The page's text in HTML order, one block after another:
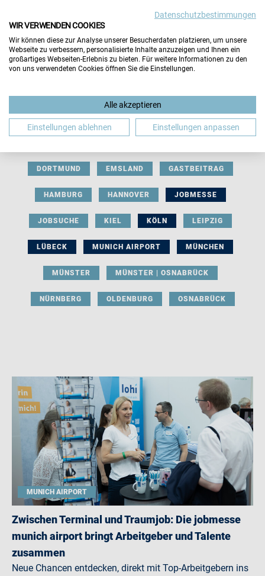
BERUFLICHE ORIENTIERUNG BEWERBUNG
DORTMUND EMSLAND GASTBEITRAG
HAMBURG HANNOVER JOBMESSE
JOBSUCHE KIEL KÖLN LEIPZIG
LÜBECK MUNICH AIRPORT MÜNCHEN
MÜNSTER MÜNSTER | OSNABRÜCK
NÜRNBERG OLDENBURG OSNABRÜCK
MUNICH AIRPORT
Zwischen Terminal und Traumjob: Die jobmesse
munich airport bringt Arbeitgeber und Talente
zusammen
Neue Chancen entdecken, direkt mit Top-Arbeitgebern ins
Datenschutzbestimmungen
WIR VERWENDEN COOKIES
Wir können diese zur Analyse unserer Besucherdaten platzieren, um unsere
Webseite zu verbessern, personalisierte Inhalte anzuzeigen und Ihnen ein
großartiges Webseiten-Erlebnis zu bieten. Für weitere Informationen zu den
von uns verwendeten Cookies öffnen Sie die Einstellungen.
Alle akzeptieren
Einstellungen ablehnen Einstellungen anpassen